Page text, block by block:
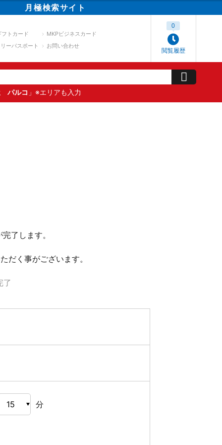
月極検索サイト
フトカード
MKPビジネスカード
ーパスポート
お問い合わせ
閲覧履歴
0
パルコ 」※エリアも入力
了します。
だく事がございます。
了
分